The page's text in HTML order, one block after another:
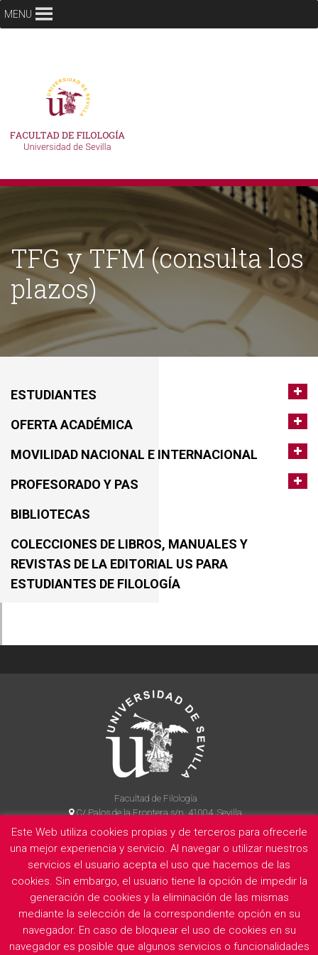
MENU
TFG y TFM (consulta los
plazos)
ESTUDIANTES
OFERTA ACADÉMICA
MOVILIDAD NACIONAL E INTERNACIONAL
PROFESORADO Y PAS
BIBLIOTECAS
COLECCIONES DE LIBROS, MANUALES Y
REVISTAS DE LA EDITORIAL US PARA
ESTUDIANTES DE FILOLOGÍA
Facultad de Filología
C/ Palos de la Frontera s/n, 41004, Sevilla
954 55 14 90
La Facultad Información legal Politica de privacidad Cookies
E
Este Web utiliza cookies propias y de terceros para ofrecerle
una mejor experiencia y servicio. Al navegar o utilizar nuestros
servicios el usuario acepta el uso que hacemos de las
cookies. Sin embargo, el usuario tiene la opción de impedir la
generación de cookies y la eliminación de las mismas
mediante la selección de la correspondiente opción en su
navegador. En caso de bloquear el uso de cookies en su
navegador es posible que algunos servicios o funcionalidades